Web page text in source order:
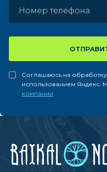
Соглашаюсь на
использованием Яндекс.
компании